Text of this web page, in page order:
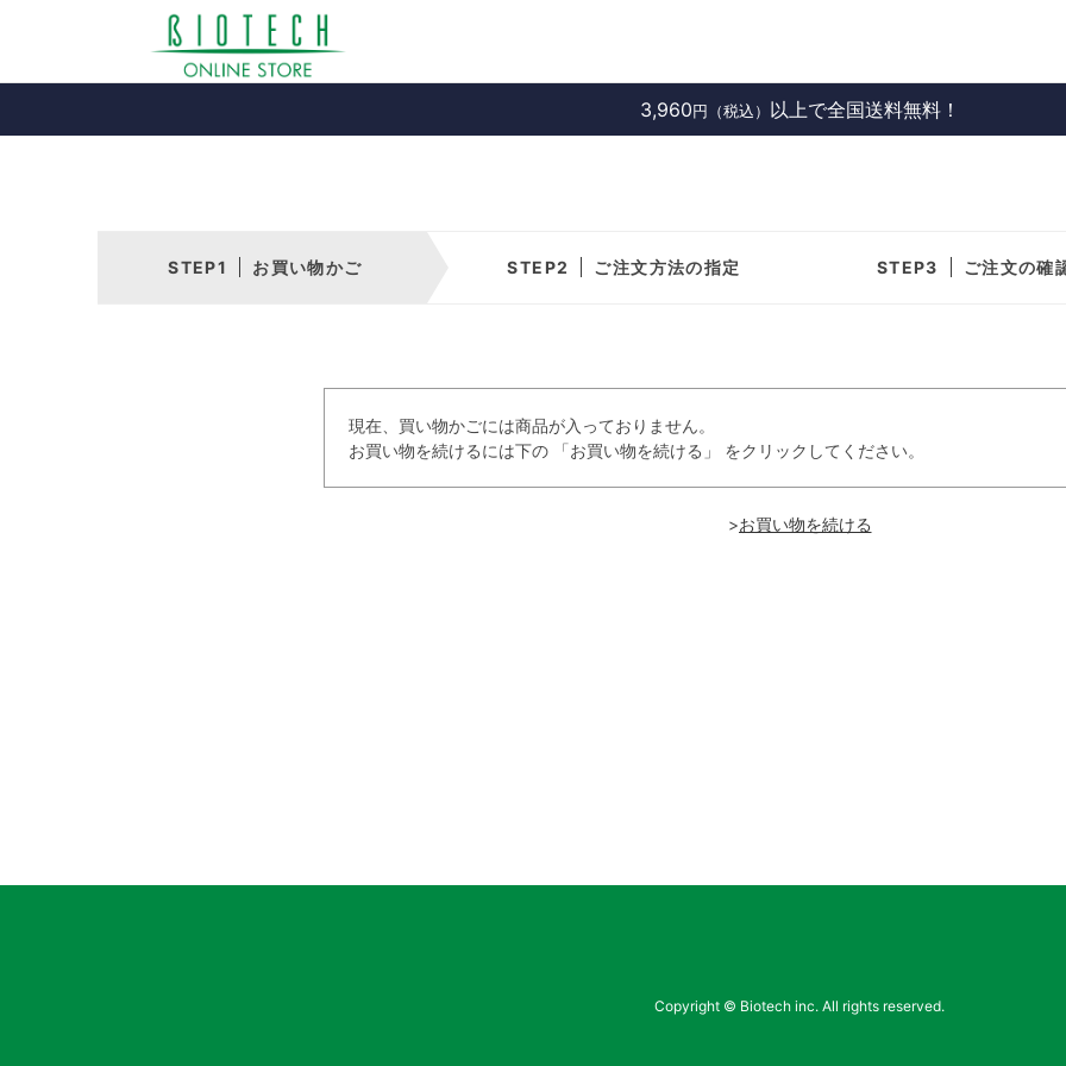
3,960 円（税込） 以上で全国送料無料！
お買い物かご ご注文方法の指定 ご注文の確
現在、買い物かごには商品が入っておりません。
お買い物を続けるには下の 「お買い物を続ける」 をクリックしてください。
>
Copyright © Biotech inc. All rights reserved.